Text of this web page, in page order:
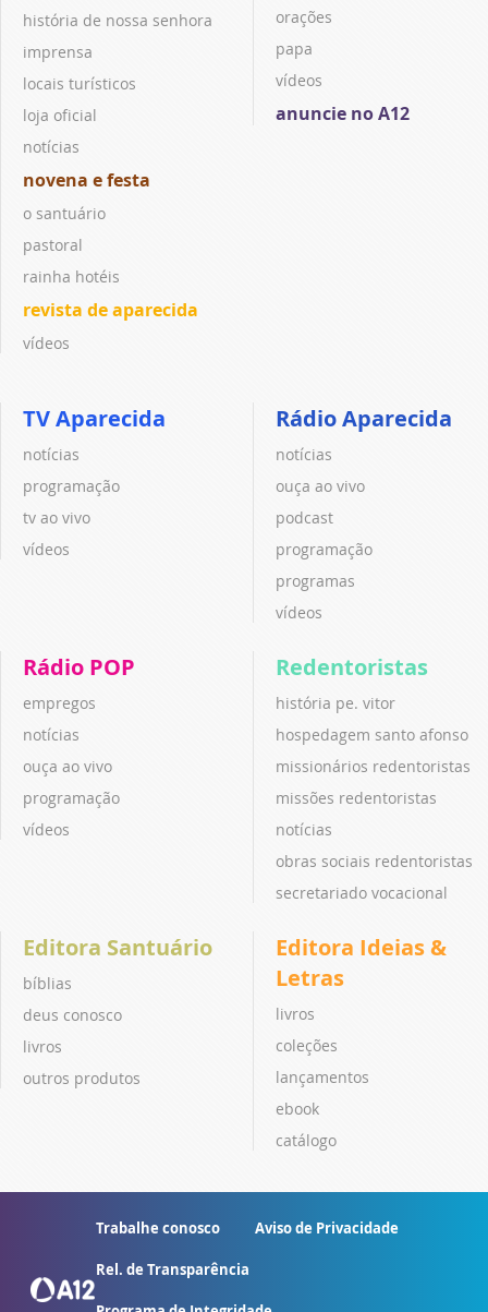
história de nossa senhora
imprensa
locais turísticos
loja oficial
notícias
novena e festa
o santuário
pastoral
rainha hotéis
revista de aparecida
vídeos
orações
papa
vídeos
anuncie no A12
TV Aparecida
notícias
programação
tv ao vivo
vídeos
Rádio Aparecida
notícias
ouça ao vivo
podcast
programação
programas
vídeos
Rádio POP
empregos
notícias
ouça ao vivo
programação
vídeos
Redentoristas
história pe. vitor
hospedagem santo afonso
missionários redentoristas
missões redentoristas
notícias
obras sociais redentoristas
secretariado vocacional
Editora Santuário
bíblias
deus conosco
livros
outros produtos
Editora Ideias &
Letras
livros
coleções
lançamentos
ebook
catálogo
Trabalhe conosco Aviso de Privacidade
Rel. de Transparência